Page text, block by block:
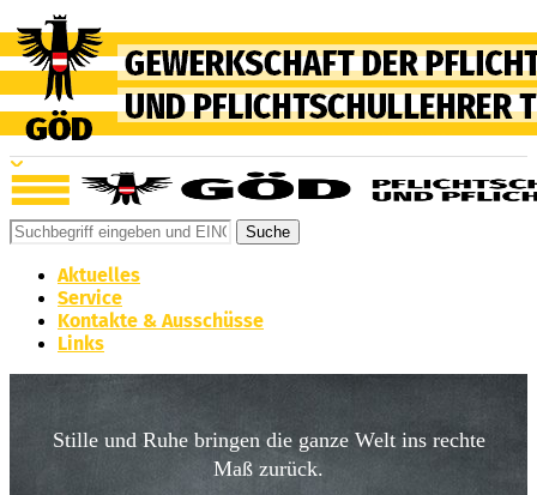
Suche
Aktuelles
Service
Kontakte & Ausschüsse
Links
Stille und Ruhe bringen die ganze Welt ins rechte
Maß zurück.